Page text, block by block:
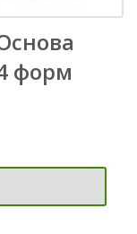
форм